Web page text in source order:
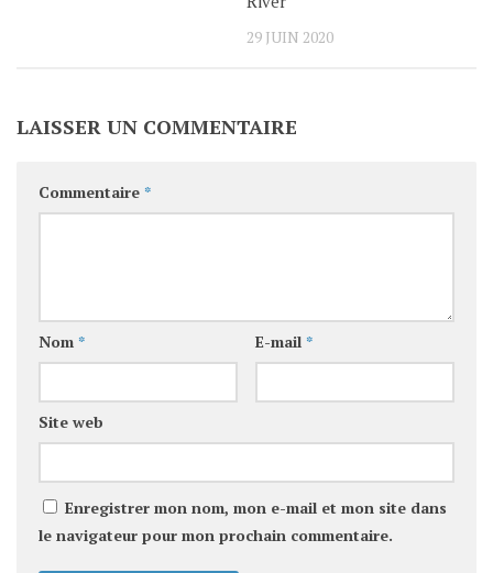
29 JUIN 2020
LAISSER UN COMMENTAIRE
Commentaire *
Nom * E-mail *
Site web
Enregistrer mon nom, mon e-mail et mon site dans
le navigateur pour mon prochain commentaire.